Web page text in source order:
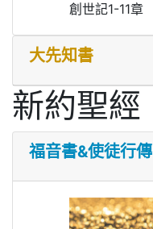
創世記1-11章
大先知書
新約聖經
福音書&使徒行傳